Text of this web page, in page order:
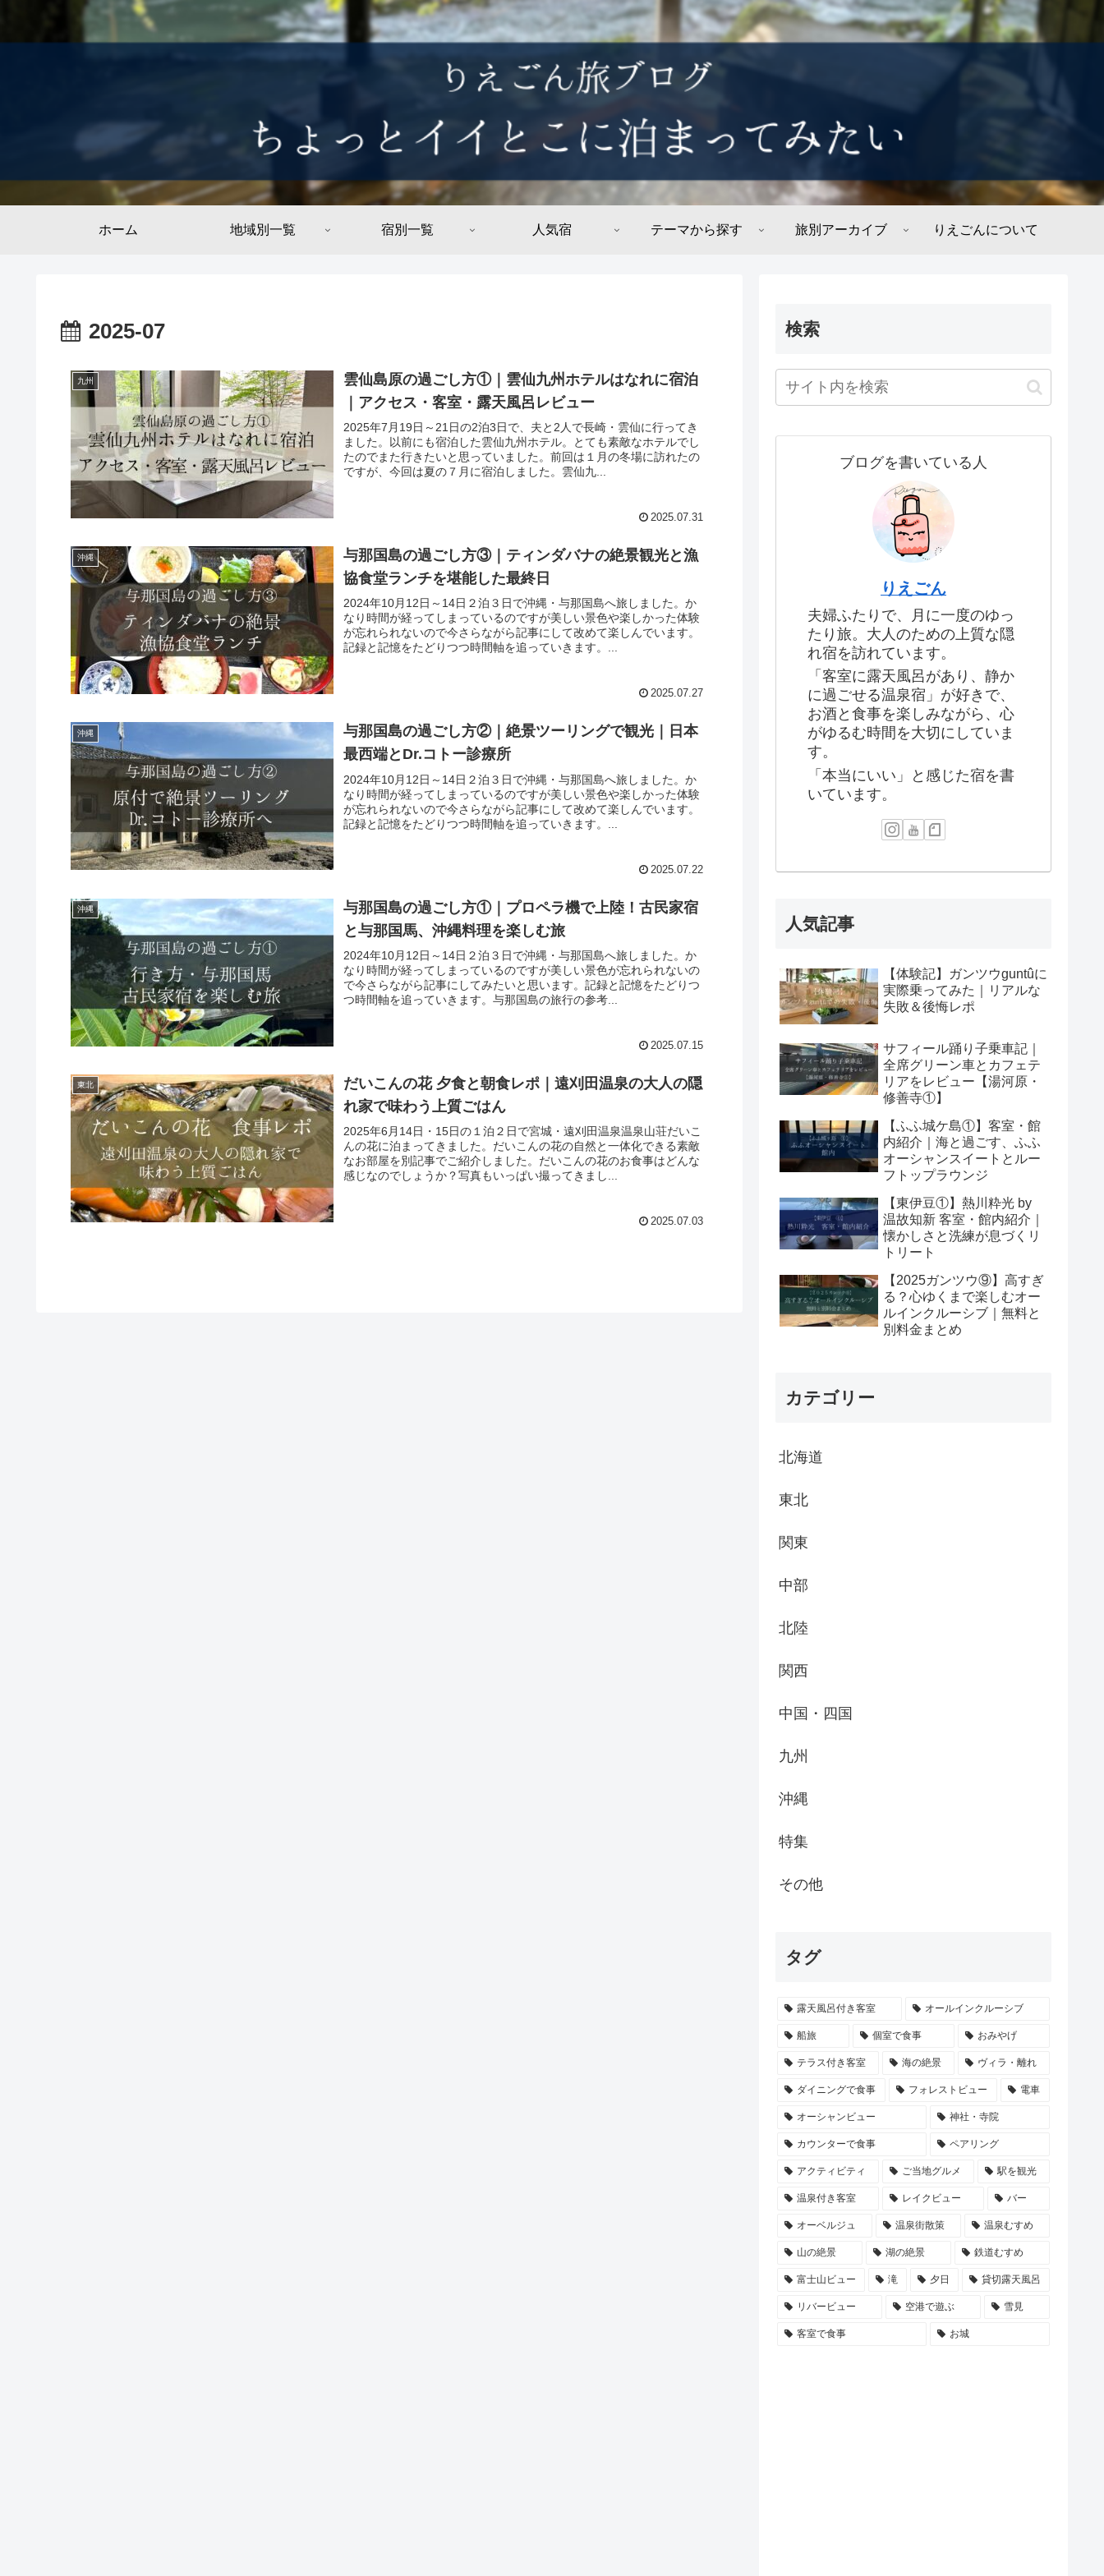
ホーム 地域別一覧 宿別一覧 人気宿 テーマから探す 旅別アーカイブ りえごんについて
2025-07
九州
雲仙島原の過ごし方①｜雲仙九州ホテルはなれに宿泊
｜アクセス・客室・露天風呂レビュー
2025年7月19日～21日の2泊3日で、夫と2人で長崎・雲仙に行ってき
ました。以前にも宿泊した雲仙九州ホテル。とても素敵なホテルでし
たのでまた行きたいと思っていました。前回は１月の冬場に訪れたの
ですが、今回は夏の７月に宿泊しました。雲仙九...
2025.07.31
沖縄
与那国島の過ごし方③｜ティンダバナの絶景観光と漁
協食堂ランチを堪能した最終日
2024年10月12日～14日２泊３日で沖縄・与那国島へ旅しました。か
なり時間が経ってしまっているのですが美しい景色や楽しかった体験
が忘れられないので今さらながら記事にして改めて楽しんでいます。
記録と記憶をたどりつつ時間軸を追っていきます。...
2025.07.27
沖縄
与那国島の過ごし方②｜絶景ツーリングで観光｜日本
最西端とDr.コトー診療所
2024年10月12日～14日２泊３日で沖縄・与那国島へ旅しました。か
なり時間が経ってしまっているのですが美しい景色や楽しかった体験
が忘れられないので今さらながら記事にして改めて楽しんでいます。
記録と記憶をたどりつつ時間軸を追っていきます。...
2025.07.22
沖縄
与那国島の過ごし方①｜プロペラ機で上陸！古民家宿
と与那国馬、沖縄料理を楽しむ旅
2024年10月12日～14日２泊３日で沖縄・与那国島へ旅しました。か
なり時間が経ってしまっているのですが美しい景色が忘れられないの
で今さらながら記事にしてみたいと思います。記録と記憶をたどりつ
つ時間軸を追っていきます。与那国島の旅行の参考...
2025.07.15
東北
だいこんの花 夕食と朝食レポ｜遠刈田温泉の大人の隠
れ家で味わう上質ごはん
2025年6月14日・15日の１泊２日で宮城・遠刈田温泉温泉山荘だいこ
んの花に泊まってきました。だいこんの花の自然と一体化できる素敵
なお部屋を別記事でご紹介しました。だいこんの花のお食事はどんな
感じなのでしょうか？写真もいっぱい撮ってきまし...
2025.07.03
検索
ブログを書いている人
りえごん
夫婦ふたりで、月に一度のゆっ
たり旅。大人のための上質な隠
れ宿を訪れています。
「客室に露天風呂があり、静か
に過ごせる温泉宿」が好きで、
お酒と食事を楽しみながら、心
がゆるむ時間を大切にしていま
す。
「本当にいい」と感じた宿を書
いています。
人気記事
【体験記】ガンツウguntûに
実際乗ってみた｜リアルな
失敗＆後悔レポ
サフィール踊り子乗車記｜
全席グリーン車とカフェテ
リアをレビュー【湯河原・
修善寺①】
【ふふ城ケ島①】客室・館
内紹介｜海と過ごす、ふふ
オーシャンスイートとルー
フトップラウンジ
【東伊豆①】熱川粋光 by
温故知新 客室・館内紹介｜
懐かしさと洗練が息づくリ
トリート
【2025ガンツウ⑨】高すぎ
る？心ゆくまで楽しむオー
ルインクルーシブ｜無料と
別料金まとめ
カテゴリー
北海道
東北
関東
中部
北陸
関西
中国・四国
九州
沖縄
特集
その他
タグ
露天風呂付き客室 オールインクルーシブ
船旅 個室で食事 おみやげ
テラス付き客室 海の絶景 ヴィラ・離れ
ダイニングで食事 フォレストビュー 電車
オーシャンビュー 神社・寺院
カウンターで食事 ペアリング
アクティビティ ご当地グルメ 駅を観光
温泉付き客室 レイクビュー バー
オーベルジュ 温泉街散策 温泉むすめ
山の絶景 湖の絶景 鉄道むすめ
富士山ビュー 滝 夕日 貸切露天風呂
リバービュー 空港で遊ぶ 雪見
客室で食事 お城